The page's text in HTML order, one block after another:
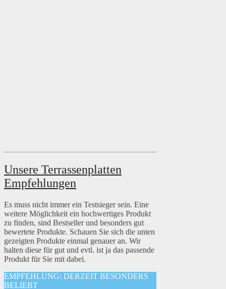
Unsere Terrassenplatten
Empfehlungen
Es muss nicht immer ein Testsieger sein. Eine
weitere Möglichkeit ein hochwertiges Produkt
zu finden, sind Bestseller und besonders gut
bewertete Produkte. Schauen Sie sich die unten
gezeigten Produkte einmal genauer an. Wir
halten diese für gut und evtl. ist ja das passende
Produkt für Sie mit dabei.
EMPFEHLUNG: DERZEIT BESONDERS
BELIEBT